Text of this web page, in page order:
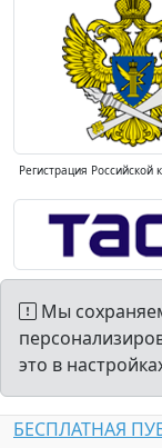
Регистрация
Мы
это в
БЕСПЛАТНАЯ